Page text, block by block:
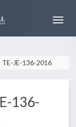
TE-JE-136-2016
136-